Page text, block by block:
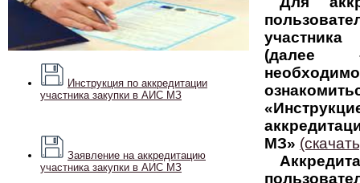
Инструкция по аккредитации
участника закупки в АИС МЗ
Заявление на аккредитацию
участника закупки в АИС МЗ
необходимо
МЗ»